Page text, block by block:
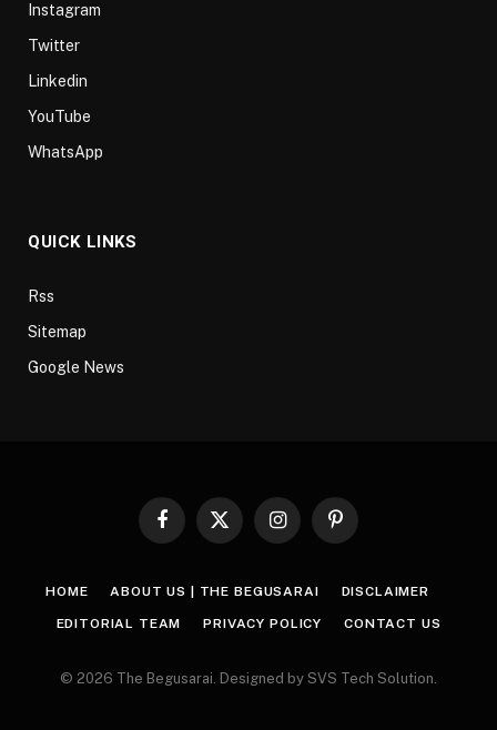
Instagram
Twitter
Linkedin
YouTube
WhatsApp
QUICK LINKS
Rss
Sitemap
Google News
Facebook
X
InstagramPinterest
HOME ABOUT US | THE BEGUSARAI DISCLAIMER
EDITORIAL TEAM PRIVACY POLICY CONTACT US
© 2026 The Begusarai. Designed by SVS Tech Solution.